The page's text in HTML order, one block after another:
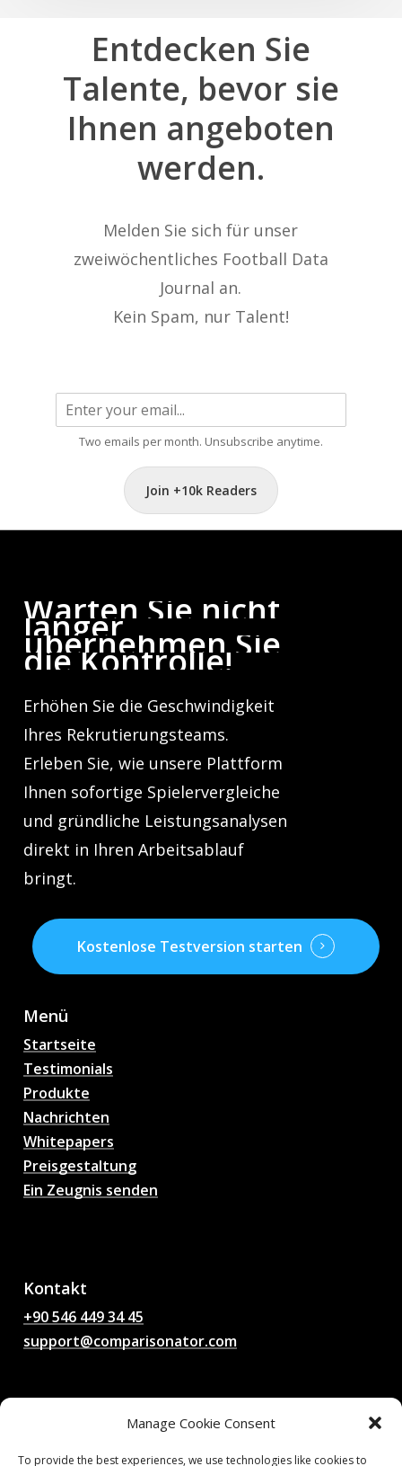
Manage Cookie Consent
To provide the best experiences, we use technologies like cookies to
Entdecken Sie
Talente, bevor sie
Ihnen angeboten
werden.
Melden Sie sich für unser
zweiwöchentliches Football Data
Journal an.
Kein Spam, nur Talent!
Two emails per month. Unsubscribe anytime.
Join +10k Readers
Warten Sie nicht
länger,
übernehmen Sie
dieKontrolle!
Erhöhen Sie die Geschwindigkeit
Ihres Rekrutierungsteams.
Erleben Sie, wie unsere Plattform
Ihnen sofortige Spielervergleiche
und gründliche Leistungsanalysen
direkt in Ihren Arbeitsablauf
bringt.
Kostenlose Testversion starten
Menü
Startseite
Testimonials
Produkte
Nachrichten
Whitepapers
Preisgestaltung
Ein Zeugnis senden
Kontakt
+90 546 449 34 45
support@comparisonator.com
Bedingungen und Konditionen
Datenschutzbestimmungen